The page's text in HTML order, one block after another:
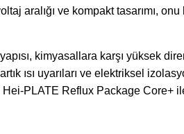
aralığı ve kompakt tasarımı,
kimyasallara karşı yüksek
ısı uyarıları ve elektriksel
PLATE Reflux Package